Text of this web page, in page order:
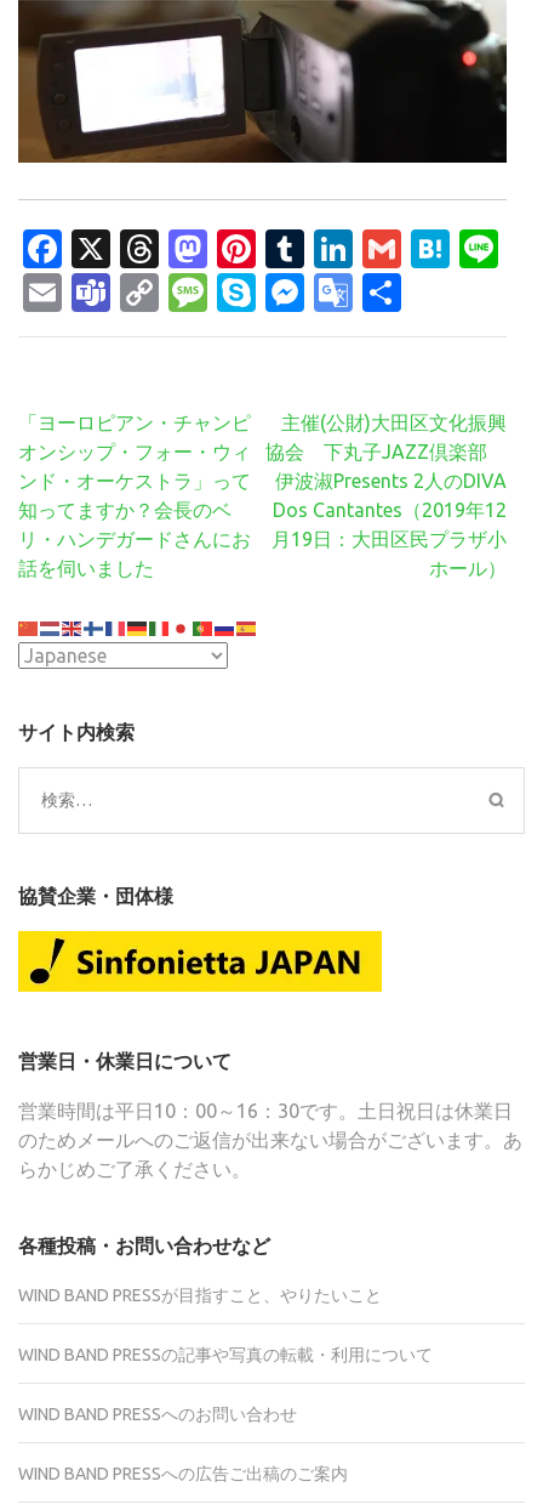
Facebook
X Threads
Mastodon
Pinterest
Tumblr
LinkedIn
Gmail
EmailTeams
Copy
Link
Message
SkypeMessenger
Google
Translate
有
投
稿
ナ
ビ
ゲ
ー
ョ
ン
「ヨーロピアン・チャンピ
オンシップ・フォー・ウィ
ンド・オーケストラ」って
知ってますか？会長のベ
リ・ハンデガードさんにお
話を伺いました
主催(公財)大田区文化振興
協会 下丸子JAZZ倶楽部
伊波淑Presents 2人のDIVA
Dos Cantantes（2019年12
月19日：大田区民プラザ小
ホール）
サイト内検索
検
索:
協賛企業・団体様
営業日・休業日について
営業時間は平日10：00～16：30です。土日祝日は休業日
のためメールへのご返信が出来ない場合がございます。あ
らかじめご了承ください。
各種投稿・お問い合わせなど
WIND BAND PRESSが目指すこと、やりたいこと
WIND BAND PRESSの記事や写真の転載・利用について
WIND BAND PRESSへのお問い合わせ
WIND BAND PRESSへの広告ご出稿のご案内